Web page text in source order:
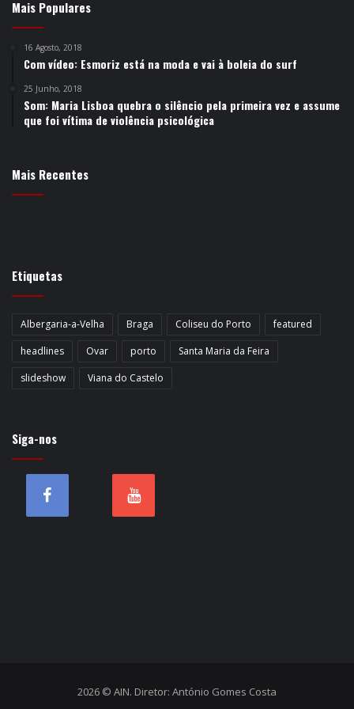
Mais Populares
16 Agosto, 2018
Com vídeo: Esmoriz está na moda e vai à boleia do surf
25 Junho, 2018
Som: Maria Lisboa quebra o silêncio pela primeira vez e assume
que foi vítima de violência psicológica
Mais Recentes
Etiquetas
Albergaria-a-Velha Braga Coliseu do Porto
featured
headlines
Ovar porto
Santa Maria da Feira
slideshow
Viana do Castelo
Siga-nos
2026 © AIN. Diretor: António Gomes Costa